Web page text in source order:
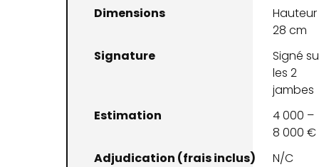
Dimensions
Hauteur
28 cm
Signature
Signé
les 2
jambes
Estimation
4 000 –
8 000 €
Adjudication (frais inclus)
N/C